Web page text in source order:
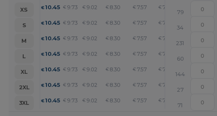
XS € 10.45 € 9.73 € 9.02 € 8.30 € 7.57 € 7.21 +
79
S
€ 10.45 € 9.73 € 9.02 € 8.30 € 7.57 € 7.21
34
M
€ 10.45 € 9.73 € 9.02 € 8.30 € 7.57 € 7.21 +
231
L
€ 10.45 € 9.73 € 9.02 € 8.30 € 7.57 € 7.21 +
60
XL
€ 10.45 € 9.73 € 9.02 € 8.30 € 7.57 € 7.21 +
144
2XL
€ 10.45 € 9.73 € 9.02 € 8.30 € 7.57 € 7.21 +
27
3XL
€ 10.45 € 9.73 € 9.02 € 8.30 € 7.57 € 7.21
71